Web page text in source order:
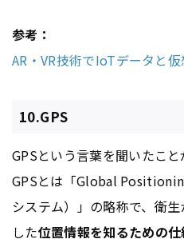
参考：
AR・VR技術でIoTデータと
10.GPS
GPSという言葉を聞いたこと
GPSとは「Global
システム）」の略称で、衛
した位置情報を知るための